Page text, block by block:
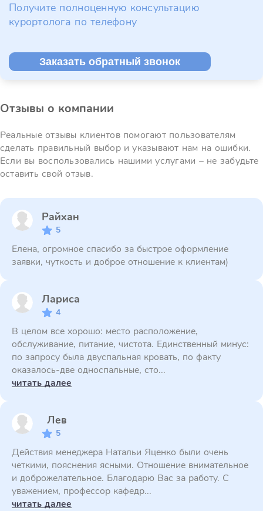
Получите полноценную консультацию
курортолога по телефону
Заказать обратный звонок
Отзывы о компании
Реальные отзывы клиентов помогают пользователям
сделать правильный выбор и указывают нам на ошибки.
Если вы воспользовались нашими услугами – не забудьте
оставить свой отзыв.
Райхан
5
Елена, огромное спасибо за быстрое оформление
заявки, чуткость и доброе отношение к клиентам)
Лариса
4
В целом все хорошо: место расположение,
обслуживание, питание, чистота. Единственный минус:
по запросу была двуспальная кровать, по факту
оказалось-две односпальные, сто...
читать далее
Лев
5
Действия менеджера Натальи Яценко были очень
четкими, пояснения ясными. Отношение внимательное
и доброжелательное. Благодарю Вас за работу. С
уважением, профессор кафедр...
читать далее